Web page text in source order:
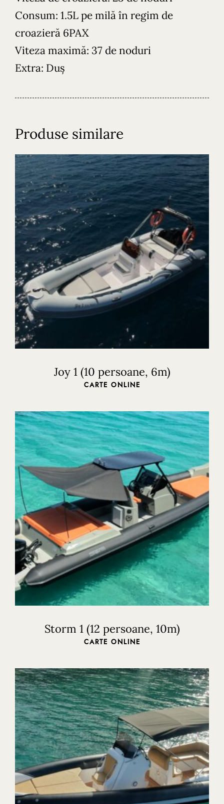
Consum: 1.5L pe milă în regim de
croazieră 6PAX
Viteza maximă: 37 de noduri
Extra: Duș
Produse similare
Joy 1 (10 persoane, 6m)
CARTE ONLINE
Storm 1 (12 persoane, 10m)
CARTE ONLINE
Bărca
Croazierele
Unde să vizitați
Contactați-ne
Trident Boats | Nydri, Insula Lefkada 31100, Grecia
+30 26450 92255
tridentboats@gmail.com